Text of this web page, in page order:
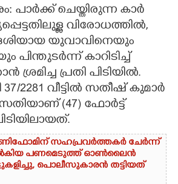
പാർക്ക് ചെയ്തിരുന്ന കാർ
വിരോധത്തിൽ,
യുവാവിനെയും
കാറിടിച്ച്
ശ്രമിച്ച പ്രതി പിടിയിൽ.
2281 വീട്ടിൽ സതീഷ് കുമാർ
(47) ഫോർട്ട്
സഹപ്രവർത്തകർ ചേർന്ന്
പണമെടുത്ത് ഓൺലൈൻ
പൊലീസുകാരൻ തട്ടിയത്